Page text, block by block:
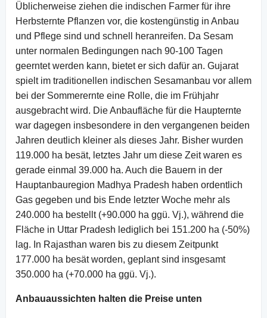
Üblicherweise ziehen die indischen Farmer für ihre
Herbsternte Pflanzen vor, die kostengünstig in Anbau
und Pflege sind und schnell heranreifen. Da Sesam
unter normalen Bedingungen nach 90-100 Tagen
geerntet werden kann, bietet er sich dafür an. Gujarat
spielt im traditionellen indischen Sesamanbau vor allem
bei der Sommerernte eine Rolle, die im Frühjahr
ausgebracht wird. Die Anbaufläche für die Haupternte
war dagegen insbesondere in den vergangenen beiden
Jahren deutlich kleiner als dieses Jahr. Bisher wurden
119.000 ha besät, letztes Jahr um diese Zeit waren es
gerade einmal 39.000 ha. Auch die Bauern in der
Hauptanbauregion Madhya Pradesh haben ordentlich
Gas gegeben und bis Ende letzter Woche mehr als
240.000 ha bestellt (+90.000 ha ggü. Vj.), während die
Fläche in Uttar Pradesh lediglich bei 151.200 ha (-50%)
lag. In Rajasthan waren bis zu diesem Zeitpunkt
177.000 ha besät worden, geplant sind insgesamt
350.000 ha (+70.000 ha ggü. Vj.).
Anbauaussichten halten die Preise unten